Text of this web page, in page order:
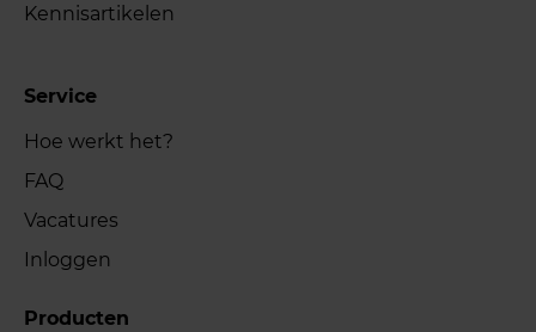
Kennisartikelen
Service
Hoe werkt het?
FAQ
Vacatures
Inloggen
Producten